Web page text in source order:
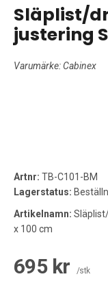
Släplist/
justering
Varumärke: Cabinex
Artnr: TB-C101-BM
Lagerstatus:
Artikelnamn:
x 100 cm
695 kr /stk